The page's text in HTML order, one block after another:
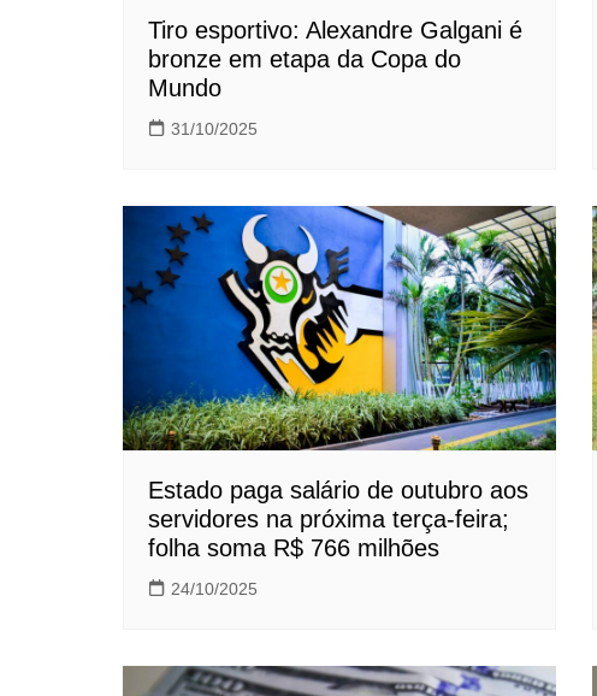
Tiro esportivo: Alexandre Galgani é
bronze em etapa da Copa do
Mundo
31/10/2025
Estado paga salário de outubro aos
servidores na próxima terça-feira;
folha soma R$ 766 milhões
24/10/2025